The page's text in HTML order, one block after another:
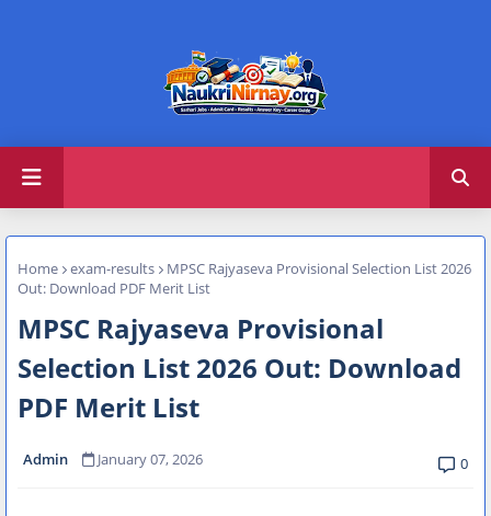
Home exam-results
MPSC Rajyaseva Provisional Selection List 2026
Out: Download PDF Merit List
MPSC Rajyaseva Provisional
Selection List 2026 Out: Download
PDF Merit List
Admin January 07, 2026 0